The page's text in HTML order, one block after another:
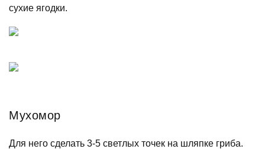
сухие ягодки.
Мухомор
Для него сделать 3-5 светлых точек на шляпке гриба.